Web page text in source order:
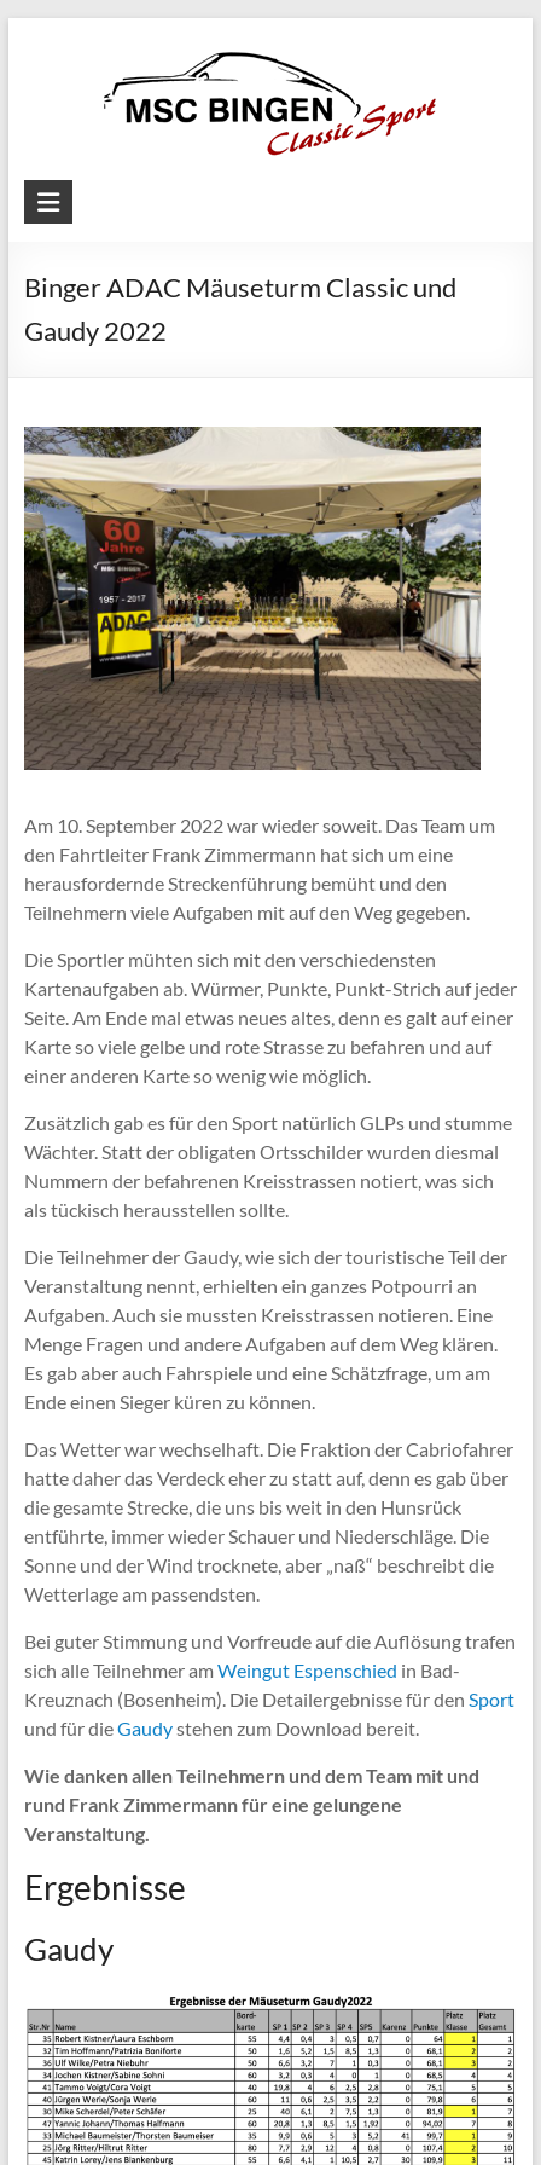
MSC
Classic
Binger ADAC Mäuseturm Classic und
Gaudy 2022
Am 10. September 2022 war wieder soweit. Das Team um
den Fahrtleiter Frank Zimmermann hat sich um eine
herausfordernde Streckenführung bemüht und den
Teilnehmern viele Aufgaben mit auf den Weg gegeben.
Die Sportler mühten sich mit den verschiedensten
Kartenaufgaben ab. Würmer, Punkte, Punkt-Strich auf jeder
Seite. Am Ende mal etwas neues altes, denn es galt auf einer
Karte so viele gelbe und rote Strasse zu befahren und auf
einer anderen Karte so wenig wie möglich.
Zusätzlich gab es für den Sport natürlich GLPs und stumme
Wächter. Statt der obligaten Ortsschilder wurden diesmal
Nummern der befahrenen Kreisstrassen notiert, was sich
als tückisch herausstellen sollte.
Die Teilnehmer der Gaudy, wie sich der touristische Teil der
Veranstaltung nennt, erhielten ein ganzes Potpourri an
Aufgaben. Auch sie mussten Kreisstrassen notieren. Eine
Menge Fragen und andere Aufgaben auf dem Weg klären.
Es gab aber auch Fahrspiele und eine Schätzfrage, um am
Ende einen Sieger küren zu können.
Das Wetter war wechselhaft. Die Fraktion der Cabriofahrer
hatte daher das Verdeck eher zu statt auf, denn es gab über
die gesamte Strecke, die uns bis weit in den Hunsrück
entführte, immer wieder Schauer und Niederschläge. Die
Sonne und der Wind trocknete, aber „naß“ beschreibt die
Wetterlage am passendsten.
Bei guter Stimmung und Vorfreude auf die Auflösung trafen
sich alle Teilnehmer amWeingut Espenschied in Bad-
Kreuznach (Bosenheim). Die Detailergebnisse für den Sport
und für dieGaudystehen zum Download bereit.
Wie danken allen Teilnehmern und dem Team mit und
rund Frank Zimmermann für eine gelungene
Veranstaltung.
Ergebnisse
Gaudy